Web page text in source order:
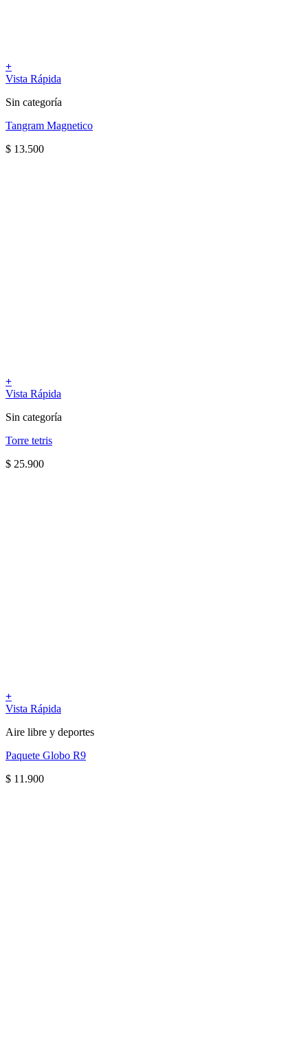
+
Vista Rápida
Sin categoría
Tangram Magnetico
$ 13.500
+
Vista Rápida
Sin categoría
Torre tetris
$ 25.900
+
Vista Rápida
Aire libre y deportes
Paquete Globo R9
$ 11.900